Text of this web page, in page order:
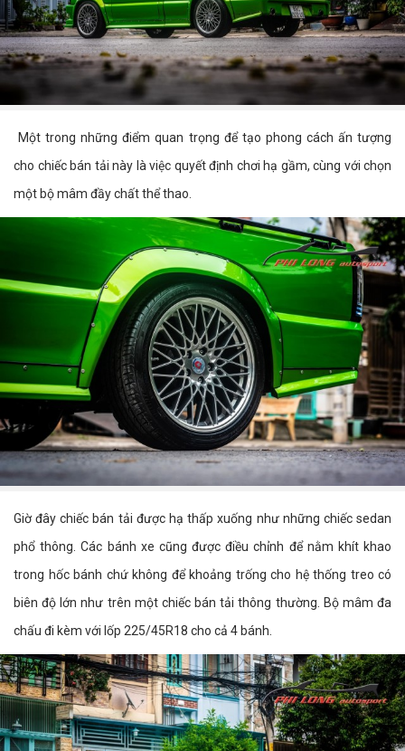
Một trong những điểm quan trọng để tạo phong cách ấn tượng
cho chiếc bán tải này là việc quyết định chơi hạ gầm, cùng với chọn
một bộ mâm đầy chất thể thao.
Giờ đây chiếc bán tải được hạ thấp xuống như những chiếc sedan
phổ thông. Các bánh xe cũng được điều chỉnh để nằm khít khao
trong hốc bánh chứ không để khoảng trống cho hệ thống treo có
biên độ lớn như trên một chiếc bán tải thông thường. Bộ mâm đa
chấu đi kèm với lốp 225/45R18 cho cả 4 bánh.